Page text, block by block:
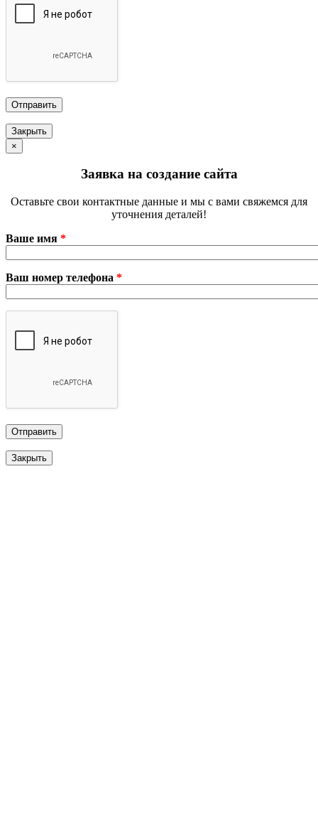
Закрыть
×
Заявка на создание сайта
Оставьте свои контактные данные и мы с вами свяжемся для
уточнения деталей!
Ваше имя *
Ваш номер телефона *
Закрыть